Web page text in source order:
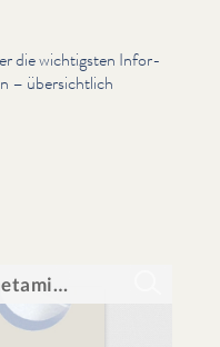
die wichtigsten Infor­
– über­sichtlich